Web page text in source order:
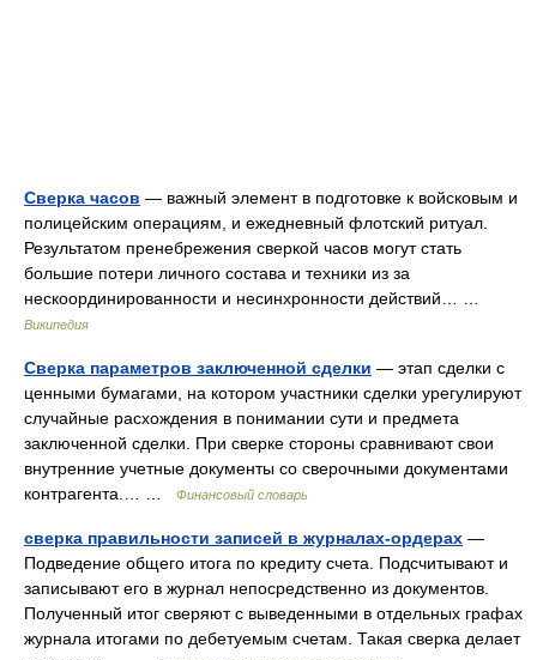
Сверка часов — важный элемент в подготовке к войсковым и
полицейским операциям, и ежедневный флотский ритуал.
Результатом пренебрежения сверкой часов могут стать
большие потери личного состава и техники из за
нескоординированности и несинхронности действий… …
Википедия
Сверка параметров заключенной сделки — этап сделки с
ценными бумагами, на котором участники сделки урегулируют
случайные расхождения в понимании сути и предмета
заключенной сделки. При сверке стороны сравнивают свои
внутренние учетные документы со сверочными документами
контрагента.… …
Финансовый словарь
сверка правильности записей в журналах-ордерах —
Подведение общего итога по кредиту счета. Подсчитывают и
записывают его в журнал непосредственно из документов.
Полученный итог сверяют с выведенными в отдельных графах
журнала итогами по дебетуемым счетам. Такая сверка делает